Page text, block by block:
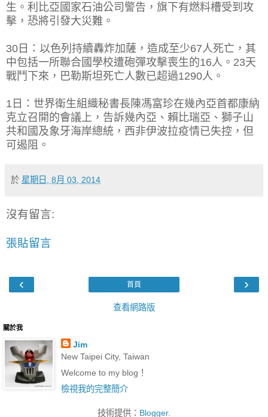
生。利比亞國家石油公司警告，旗下有燃料槽受到攻
擊，恐將引發大災難。
30日：以色列持續轟炸加薩，造成至少67人死亡，其
中包括一所聯合國學校遭砲彈攻擊喪生的16人。23天
戰鬥下來，巴勒斯坦死亡人數已超過1290人。
1日：世界衛生組織秘書長陳馮富珍在幾內亞首都康納
克立召開的會議上，告訴幾內亞、賴比瑞亞、獅子山
共和國及象牙海岸總統，西非伊波拉疫情已失控，但
可遏阻。
於 星期日, 8月 03, 2014
沒有留言:
張貼留言
‹ ›
首頁
查看網路版
關於我
Jim
New Taipei City, Taiwan
Welcome to my blog！
檢視我的完整簡介
技術提供： Blogger.